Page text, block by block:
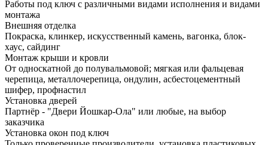
Работы под ключ с различными видами исполнения и видами
монтажа
Внешняя отделка
Покраска, клинкер, искусственный камень, вагонка, блок-
хаус, сайдинг
Монтаж крыши и кровли
От односкатной до полувальмовой; мягкая или фальцевая
черепица, металлочерепица, ондулин, асбестоцементный
шифер, профнастил
Установка дверей
Партнёр - "Двери Йошкар-Ола" или любые, на выбор
заказчика
Установка окон под ключ